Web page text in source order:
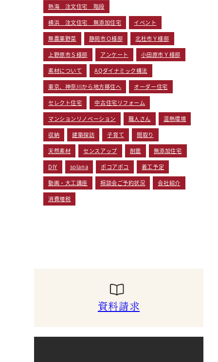
熱海 注文住宅 階段
横浜 注文住宅 無添加住宅 イベント
無農薬野菜 静岡市Ｏ様邸 北杜市Ｙ様邸
上野原市Ｓ様邸 アンケート 小田原市Ｙ様邸
素材について AQダイナミック構法
東京、神奈川から地方移住へ オーダー住宅
セレクト住宅 中古住宅リフォーム
マンションリノベーション 職人さん 温熱環境
収納 建築探訪 子育て 間取り
天然素材 センスアップ 耐震 無添加住宅
DIY solana ポコアポコ 着工予定
動画・大工講座 相談会ご予約状況 会社紹介
消費増税
資料請求